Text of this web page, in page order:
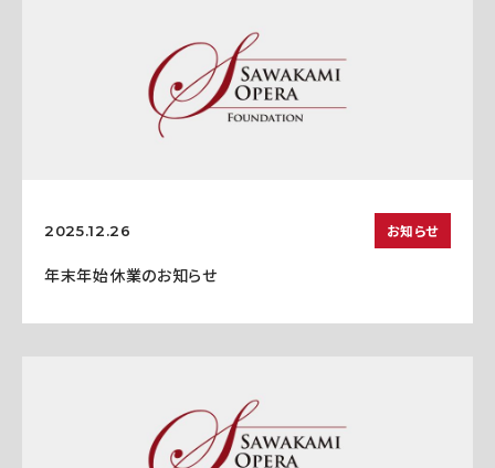
2025.12.26 お知らせ
年末年始休業のお知らせ